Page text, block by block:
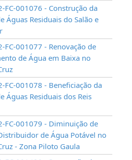
FC-001076 - Construção da
Águas Residuais do Salão e
FC-001077 - Renovação de
de Água em Baixa no
FC-001078 - Beneficiação da
Águas Residuais dos Reis
FC-001079 - Diminuição de
de Água Potável no
- Zona Piloto Gaula